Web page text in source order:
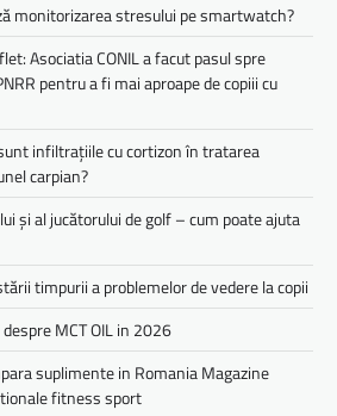
monitorizarea stresului pe smartwatch?
Asociatia CONIL a facut pasul spre
pentru a fi mai aproape de copiii cu
infiltrațiile cu cortizon în tratarea
carpian?
și al jucătorului de golf – cum poate ajuta
timpurii a problemelor de vedere la copii
MCT OIL in 2026
suplimente in Romania Magazine
fitness sport